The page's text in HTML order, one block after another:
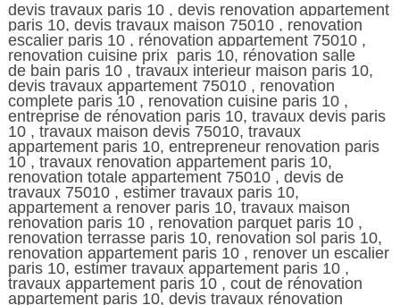
devis travaux paris 10 , devis renovation appartement
paris 10, devis travaux maison 75010 , renovation
escalier paris 10 , rénovation appartement 75010 ,
renovation cuisine prix paris 10, rénovation salle
de bain paris 10 , travaux interieur maison paris 10,
devis travaux appartement 75010 , renovation
complete paris 10 , renovation cuisine paris 10 ,
entreprise de rénovation paris 10, travaux devis paris
10 , travaux maison devis 75010, travaux
appartement paris 10, entrepreneur renovation paris
10 , travaux renovation appartement paris 10,
renovation totale appartement 75010 , devis de
travaux 75010 , estimer travaux paris 10,
appartement a renover paris 10, travaux maison
renovation paris 10 , renovation parquet paris 10 ,
renovation terrasse paris 10, renovation sol paris 10,
renovation appartement paris 10 , renover un escalier
paris 10, estimer travaux appartement paris 10 ,
travaux appartement paris 10 , cout de rénovation
appartement paris 10, devis travaux rénovation